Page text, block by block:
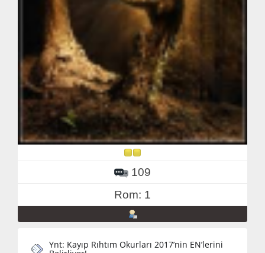
109
Rom: 1
Ynt: Kayıp Rıhtım Okurları 2017’nin EN’lerini